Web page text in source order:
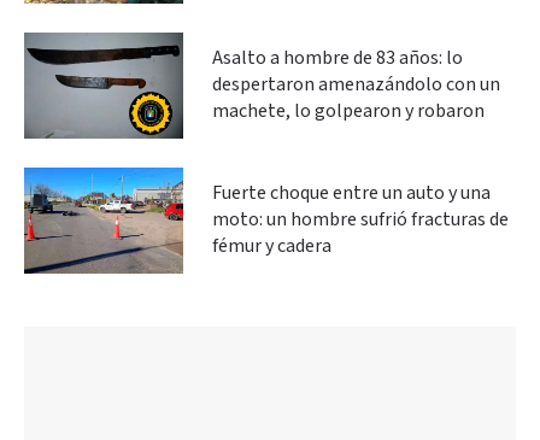
Asalto a hombre de 83 años: lo
despertaron amenazándolo con un
machete, lo golpearon y robaron
Fuerte choque entre un auto y una
moto: un hombre sufrió fracturas de
fémur y cadera